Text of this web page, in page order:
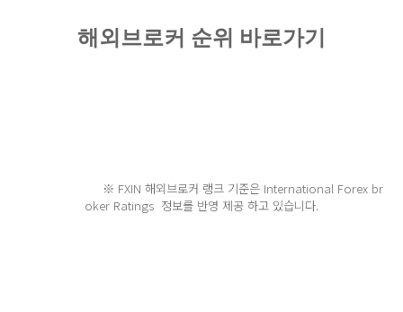
해외브로커 순위 바로가기
※ FXIN 해외브로커 랭크 기준은 International Forex br
oker Ratings 정보를 반영 제공 하고 있습니다.